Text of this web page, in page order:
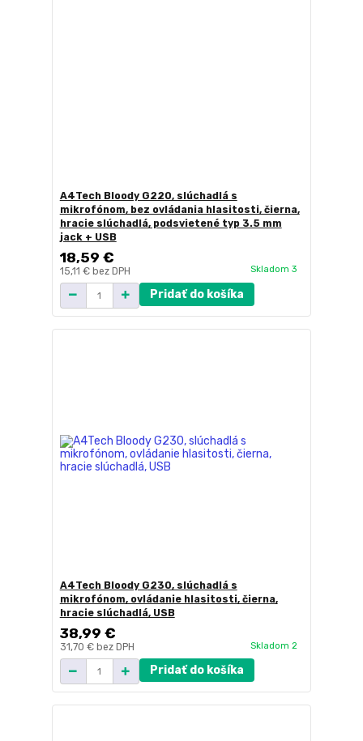
A4Tech Bloody G220, slúchadlá s
mikrofónom, bez ovládania hlasitosti, čierna,
hracie slúchadlá, podsvietené typ 3.5 mm
jack + USB
18,59 €
15,11 € bez DPH Skladom 3
Pridať do košíka
A4Tech Bloody G230, slúchadlá s
mikrofónom, ovládanie hlasitosti, čierna,
hracie slúchadlá, USB
38,99 €
31,70 € bez DPH Skladom 2
Pridať do košíka